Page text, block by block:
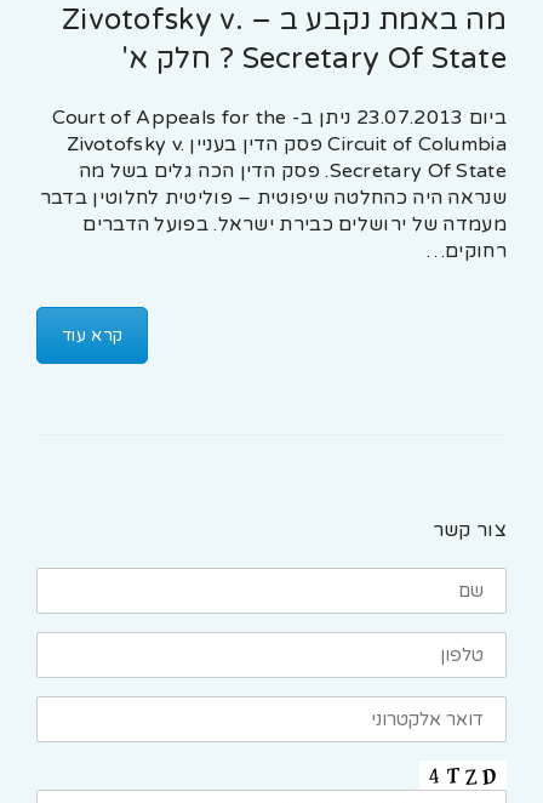
מה באמת נקבע ב – Zivotofsky v.
Secretary Of State ? חלק א'
ביום 23.07.2013 ניתן ב- Court of Appeals for the
Circuit of Columbia פסק הדין בעניין Zivotofsky v.
Secretary Of State. פסק הדין הכה גלים בשל מה
שנראה היה כהחלטה שיפוטית – פוליטית לחלוטין בדבר
מעמדה של ירושלים כבירת ישראל. בפועל הדברים
רחוקים…
קרא עוד
צור קשר